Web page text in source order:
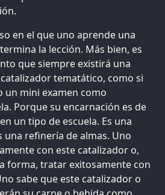
en el que uno aprende una
la lección. Más bien, es
que siempre existirá una
tematático, como si
un mini examen como
Porque su encarnación es de
un tipo de escuela. Es una
una refinería de almas. Uno
con este catalizador o,
forma, tratar exitosamente con
sabe que este catalizador o